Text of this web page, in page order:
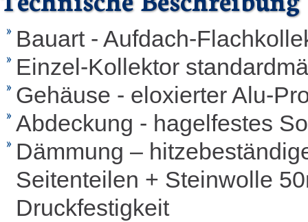
Bauart - Aufdach-
Einzel-Kollektor
Gehäuse - eloxierter Alu-
Abdeckung - hagelfestes
Dämmung –
Seitenteilen + Steinwolle
Druckfestigkeit